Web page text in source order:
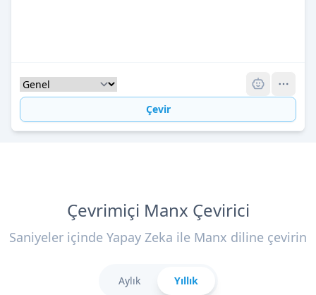
Çevir
Çevrimiçi Manx Çevirici
Saniyeler içinde Yapay Zeka ile Manx diline çevirin
Aylık Yıllık